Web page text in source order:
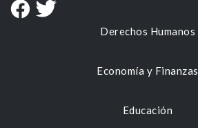
Derechos Humanos
Economía y Finanzas
Educación